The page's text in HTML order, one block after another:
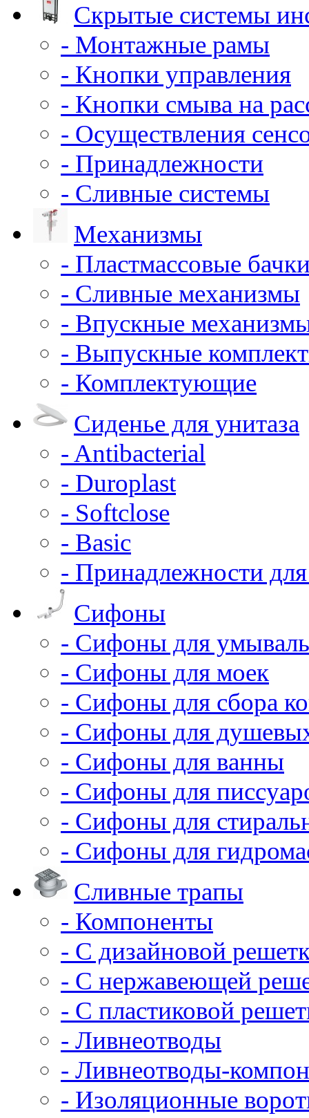
Скрытые системы
- Монтажные рамы
- Кнопки управления
- Кнопки смыва на
- Осуществления
- Принадлежности
- Сливные системы
Механизмы
- Пластмассовые
- Сливные механизмы
- Впускные
- Выпускные
- Комплектующие
Сиденье для унитаза
- Antibacterial
- Duroplast
- Softclose
- Basic
- Принадлежности
Сифоны
- Сифоны для
- Сифоны для моек
- Сифоны для сбора
- Сифоны для
- Сифоны для ванны
- Сифоны для
- Сифоны для
- Сифоны для
Сливные трапы
- Компоненты
- С дизайновой
- С нержавеющей
- С пластиковой
- Ливнеотводы
- Ливнеотводы-
- Изоляционные